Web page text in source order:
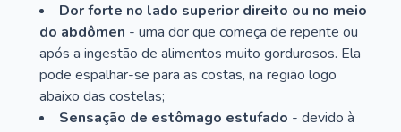
Dor forte no lado superior direito ou no meio
do abdômen - uma dor que começa de repente ou
após a ingestão de alimentos muito gordurosos. Ela
pode espalhar-se para as costas, na região logo
abaixo das costelas;
Sensação de estômago estufado - devido à